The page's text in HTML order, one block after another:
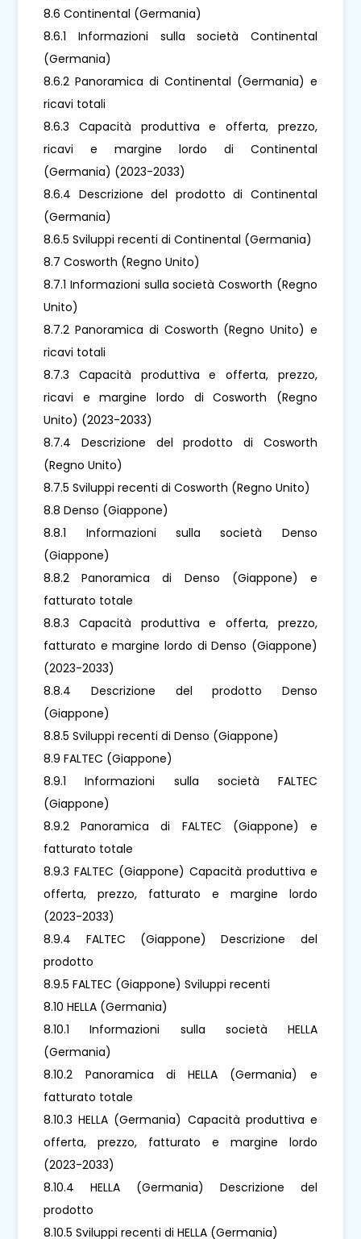
8.6 Continental (Germania)
8.6.1 Informazioni sulla società Continental
(Germania)
8.6.2 Panoramica di Continental (Germania) e
ricavi totali
8.6.3 Capacità produttiva e offerta, prezzo,
ricavi e margine lordo di Continental
(Germania) (2023-2033)
8.6.4 Descrizione del prodotto di Continental
(Germania)
8.6.5 Sviluppi recenti di Continental (Germania)
8.7 Cosworth (Regno Unito)
8.7.1 Informazioni sulla società Cosworth (Regno
Unito)
8.7.2 Panoramica di Cosworth (Regno Unito) e
ricavi totali
8.7.3 Capacità produttiva e offerta, prezzo,
ricavi e margine lordo di Cosworth (Regno
Unito) (2023-2033)
8.7.4 Descrizione del prodotto di Cosworth
(Regno Unito)
8.7.5 Sviluppi recenti di Cosworth (Regno Unito)
8.8 Denso (Giappone)
8.8.1 Informazioni sulla società Denso
(Giappone)
8.8.2 Panoramica di Denso (Giappone) e
fatturato totale
8.8.3 Capacità produttiva e offerta, prezzo,
fatturato e margine lordo di Denso (Giappone)
(2023-2033)
8.8.4 Descrizione del prodotto Denso
(Giappone)
8.8.5 Sviluppi recenti di Denso (Giappone)
8.9 FALTEC (Giappone)
8.9.1 Informazioni sulla società FALTEC
(Giappone)
8.9.2 Panoramica di FALTEC (Giappone) e
fatturato totale
8.9.3 FALTEC (Giappone) Capacità produttiva e
offerta, prezzo, fatturato e margine lordo
(2023-2033)
8.9.4 FALTEC (Giappone) Descrizione del
prodotto
8.9.5 FALTEC (Giappone) Sviluppi recenti
8.10 HELLA (Germania)
8.10.1 Informazioni sulla società HELLA
(Germania)
8.10.2 Panoramica di HELLA (Germania) e
fatturato totale
8.10.3 HELLA (Germania) Capacità produttiva e
offerta, prezzo, fatturato e margine lordo
(2023-2033)
8.10.4 HELLA (Germania) Descrizione del
prodotto
8.10.5 Sviluppi recenti di HELLA (Germania)